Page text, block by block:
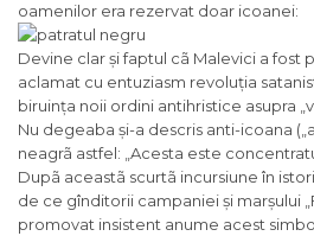
oamenilor era rezervat doar icoanei:
Devine clar și faptul cã Malevici a fost
aclamat cu entuziasm revoluția
biruința noii ordini antihristice asupra
Nu degeaba și-a descris anti-icoana
neagrã astfel: „Acesta este
Dupã aceastã scurtã incursiune în
de ce gînditorii campaniei și marșului
promovat insistent anume acest